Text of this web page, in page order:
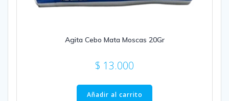
Agita Cebo Mata Moscas 20Gr
$ 13.000
Añadir al carrito